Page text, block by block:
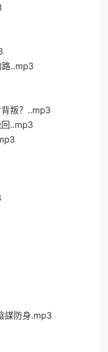
路..mp3
背叛？..mp3
回..mp3
謀防身.mp3